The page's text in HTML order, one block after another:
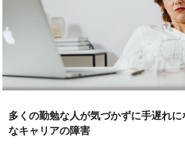
多くの勤勉な人が気づかずに手遅れ
なキャリアの障害